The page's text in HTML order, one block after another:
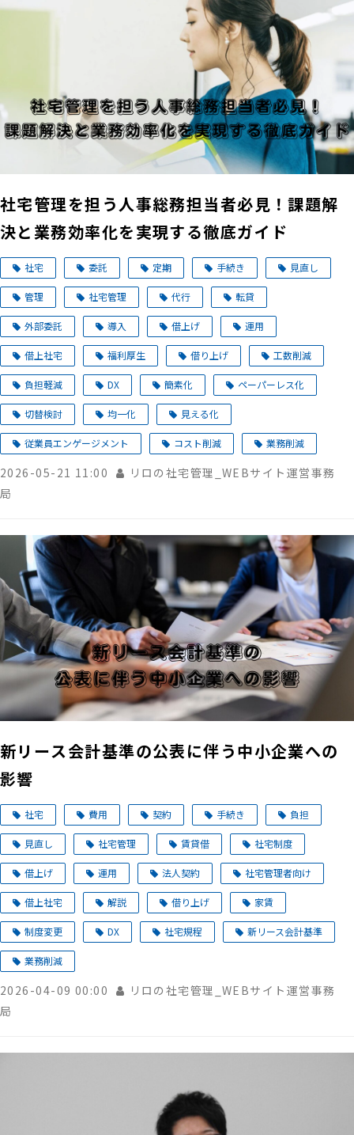
社宅管理を担う人事総務担当者必見！課題解
決と業務効率化を実現する徹底ガイド
社宅 委託 定期 手続き 見直し
管理 社宅管理 代行 転貸
外部委託 導入 借上げ 運用
借上社宅 福利厚生 借り上げ 工数削減
負担軽減 DX 簡素化 ペーパーレス化
切替検討 均一化 見える化
従業員エンゲージメント コスト削減 業務削減
2026-05-21 11:00
リロの社宅管理_WEBサイト運営事務
局
新リース会計基準の公表に伴う中小企業への
影響
社宅 費用 契約 手続き 負担
見直し 社宅管理 賃貸借 社宅制度
借上げ 運用 法人契約 社宅管理者向け
借上社宅 解説 借り上げ 家賃
制度変更 DX 社宅規程 新リース会計基準
業務削減
2026-04-09 00:00
リロの社宅管理_WEBサイト運営事務
局